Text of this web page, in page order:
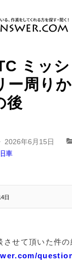
ミッ
ー周り
後
2026年6月15日
車
日
せて頂いた件の